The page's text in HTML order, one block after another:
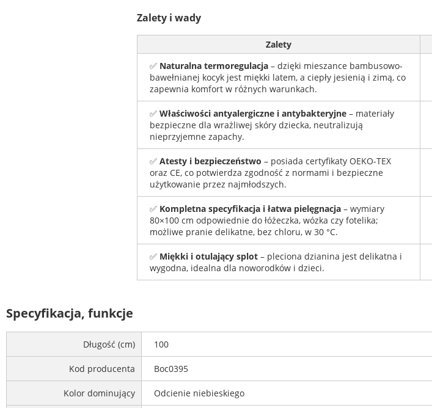
Zalety i wady
Zalety
✅ Naturalna termoregulacja– dzięki mieszance bambusowo-
bawełnianej kocyk jest miękki latem, a ciepły jesienią i zimą, co
zapewnia komfort w różnych warunkach.
✅ Właściwości antyalergiczne i antybakteryjne– materiały
bezpieczne dla wrażliwej skóry dziecka, neutralizują
nieprzyjemne zapachy.
✅ Atesty i bezpieczeństwo – posiada certyfikaty OEKO-TEX
oraz CE, co potwierdza zgodność z normami i bezpieczne
użytkowanie przez najmłodszych.
✅ Kompletna specyfikacja i łatwa pielęgnacja– wymiary
80×100 cm odpowiednie do łóżeczka, wózka czy fotelika;
możliwe pranie delikatne, bez chloru, w 30 °C.
✅ Miękki i otulający splot– pleciona dzianina jest delikatna i
wygodna, idealna dla noworodków i dzieci.
Specyfikacja, funkcje
Długość (cm) 100
Kod producenta Boc0395
Kolor dominujący Odcienie niebieskiego